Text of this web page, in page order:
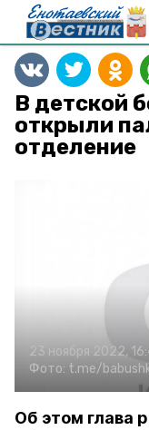
В детской
открыли
отделение
23 ноября 2022,
Фото: t.me/
Об этом глава